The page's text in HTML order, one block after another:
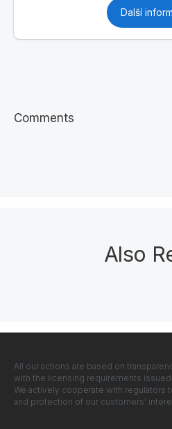
Další
Comments
Also
All our actions are based on
with the licensing requirements
We actively cooperate with regulators
and protection of our customers'